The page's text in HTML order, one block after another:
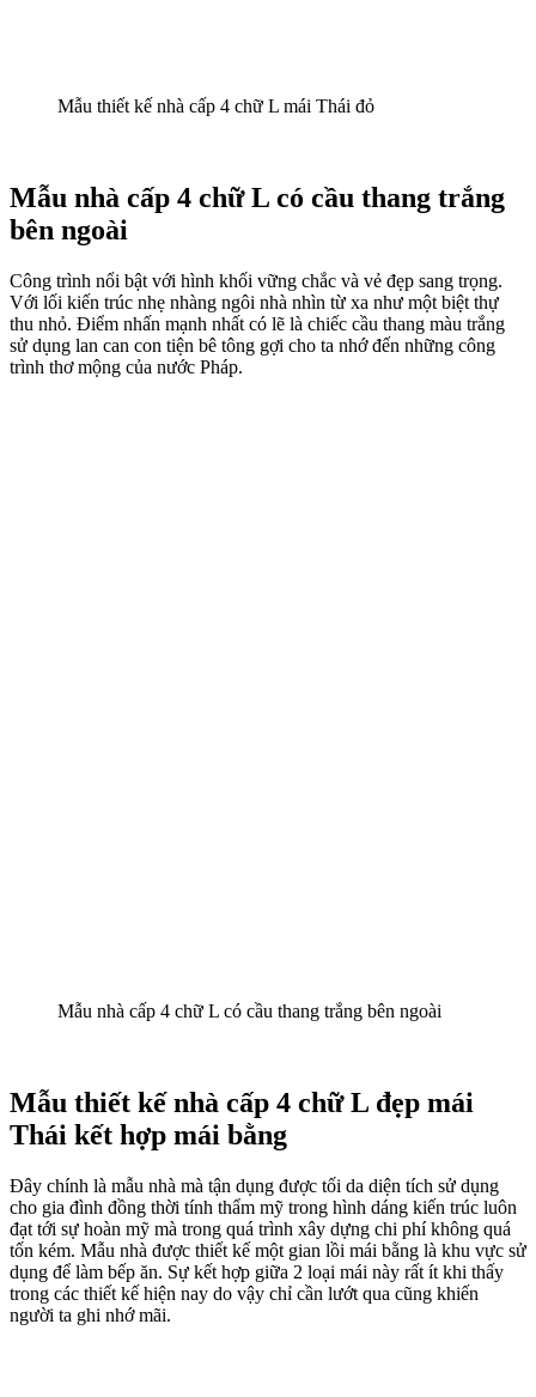
Mẫu thiết kế nhà cấp 4 chữ L mái Thái đỏ
Mẫu nhà cấp 4 chữ L có cầu thang trắng
bên ngoài
Công trình nổi bật với hình khối vững chắc và vẻ đẹp sang trọng.
Với lối kiến trúc nhẹ nhàng ngôi nhà nhìn từ xa như một biệt thự
thu nhỏ. Điểm nhấn mạnh nhất có lẽ là chiếc cầu thang màu trắng
sử dụng lan can con tiện bê tông gợi cho ta nhớ đến những công
trình thơ mộng của nước Pháp.
Mẫu nhà cấp 4 chữ L có cầu thang trắng bên ngoài
Mẫu thiết kế nhà cấp 4 chữ L đẹp mái
Thái kết hợp mái bằng
Đây chính là mẫu nhà mà tận dụng được tối da diện tích sử dụng
cho gia đình đồng thời tính thẩm mỹ trong hình dáng kiến trúc luôn
đạt tới sự hoàn mỹ mà trong quá trình xây dựng chi phí không quá
tốn kém.​ Mẫu nhà được thiết kế một gian lồi mái bằng là khu vực sử
dụng để làm bếp ăn. Sự kết hợp giữa 2 loại mái này rất ít khi thấy
trong các thiết kế hiện nay do vậy chỉ cần lướt qua cũng khiến
người ta ghi nhớ mãi.